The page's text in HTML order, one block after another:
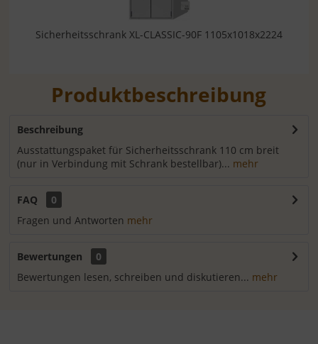
Sicherheitsschrank XL-CLASSIC-90F 1105x1018x2224
Produktbeschreibung
Beschreibung
Ausstattungspaket für Sicherheitsschrank 110 cm breit
(nur in Verbindung mit Schrank bestellbar)... mehr
FAQ
0
Fragen und Antworten mehr
Bewertungen
0
Bewertungen lesen, schreiben und diskutieren... mehr